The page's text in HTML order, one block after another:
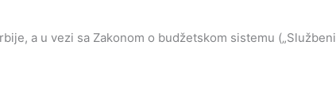
a u vezi sa Zakonom o budžetskom sistemu („Službeni